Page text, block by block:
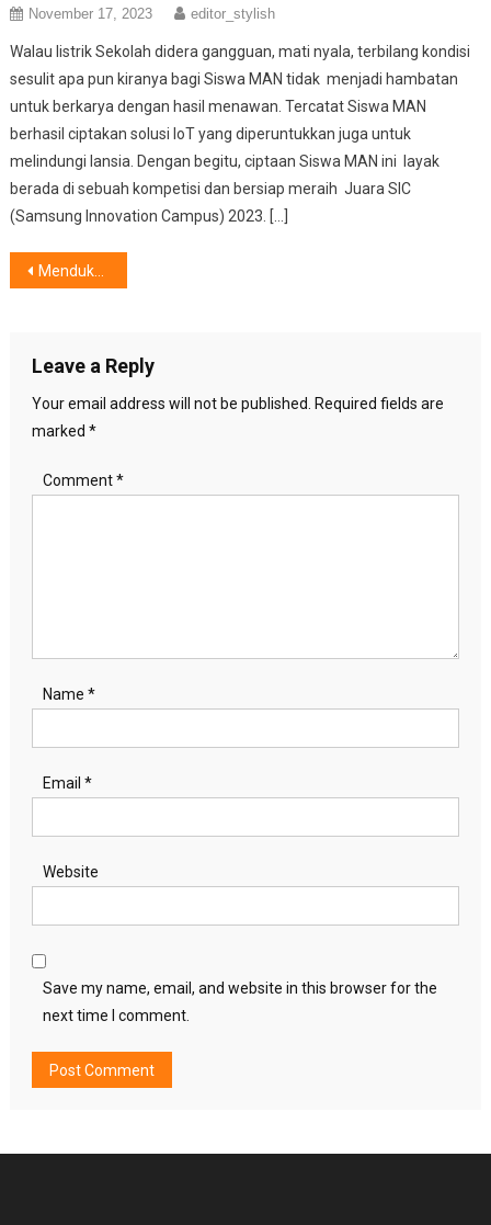
November 17, 2023 editor_stylish
Walau listrik Sekolah didera gangguan, mati nyala, terbilang kondisi
sesulit apa pun kiranya bagi Siswa MAN tidak menjadi hambatan
untuk berkarya dengan hasil menawan. Tercatat Siswa MAN
berhasil ciptakan solusi IoT yang diperuntukkan juga untuk
melindungi lansia. Dengan begitu, ciptaan Siswa MAN ini layak
berada di sebuah kompetisi dan bersiap meraih Juara SIC
(Samsung Innovation Campus) 2023. […]
Post
Mendukung UMKM di Indonesia, IKEA Indonesia Bersama Kementrian Perdagangan. Tandatangani Nota Kesepahaman
Leave a Reply
Your email address will not be published.
Required fields are
marked *
Comment*
Name *
Email *
Website
Save my name, email, and website in this browser for the
next time I comment.